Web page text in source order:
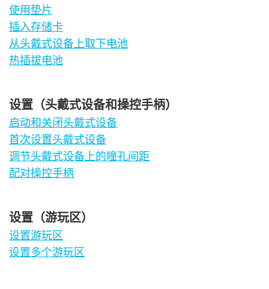
使用垫片
插入存储卡
从头戴式设备上取下电池
热插拔电池
设置（头戴式设备和操控手柄）
启动和关闭头戴式设备
首次设置头戴式设备
调节头戴式设备上的瞳孔间距
配对操控手柄
设置（游玩区）
设置游玩区
设置多个游玩区